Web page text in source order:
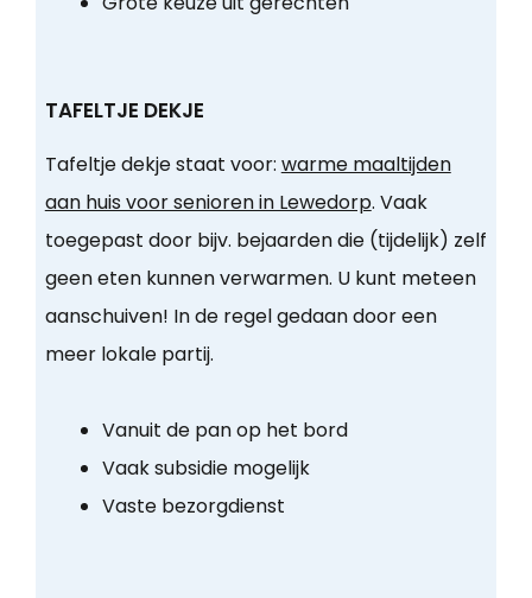
TAFELTJE DEKJE
Tafeltje dekje staat voor: warme maaltijden
aan huis voor senioren in Lewedorp. Vaak
toegepast door bijv. bejaarden die (tijdelijk) zelf
geen eten kunnen verwarmen. U kunt meteen
aanschuiven! In de regel gedaan door een
meer lokale partij.
Vanuit de pan op het bord
Vaak subsidie mogelijk
Vaste bezorgdienst